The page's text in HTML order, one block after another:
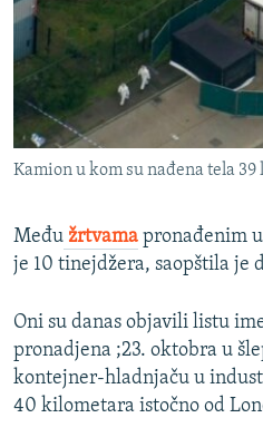
ISPRIČAJ MI
DNEVNO@RSE
SPECIJALI RSE
VIŠE OD NASLOVA
POPLAVE I KLIZIŠTA U BIH 2024.
TV LIBERTY
MOJA EVROPA
TRI DECENIJE OD RATA U BIH
PRATITE NAS
Sve RFE/RL stranice
Kamion u kom su nađena tela
Među žrtvama pronađenim
je 10 tinejdžera, saopštila je
Oni su danas objavili listu
pronadjena ;23. oktobra u
kontejner-hladnjaču u
40 kilometara istočno od